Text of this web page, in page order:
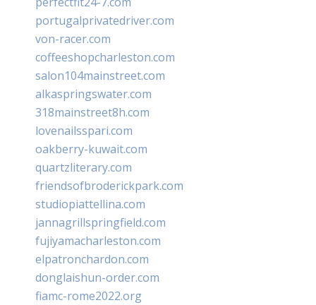
portugalprivatedriver.com
von-racer.com
coffeeshopcharleston.com
salon104mainstreet.com
alkaspringswater.com
318mainstreet8h.com
lovenailsspari.com
oakberry-kuwait.com
quartzliterary.com
friendsofbroderickpark.com
studiopiattellina.com
jannagrillspringfield.com
fujiyamacharleston.com
elpatronchardon.com
donglaishun-order.com
fiamc-rome2022.org